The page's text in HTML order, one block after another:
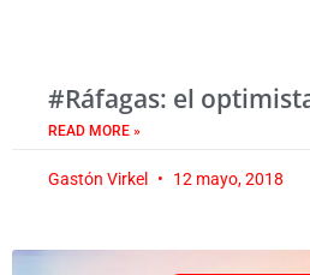
#Ráfagas: el
READ MORE »
Gastón Virkel 12 mayo, 2018